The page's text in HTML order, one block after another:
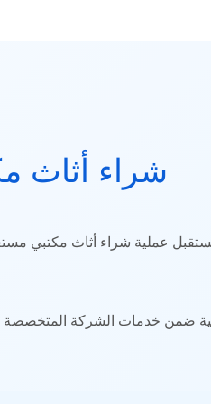
شراء أثاث
عملية شراء أثاث مكتبي
ضمن خدمات الشركة المتخصصة